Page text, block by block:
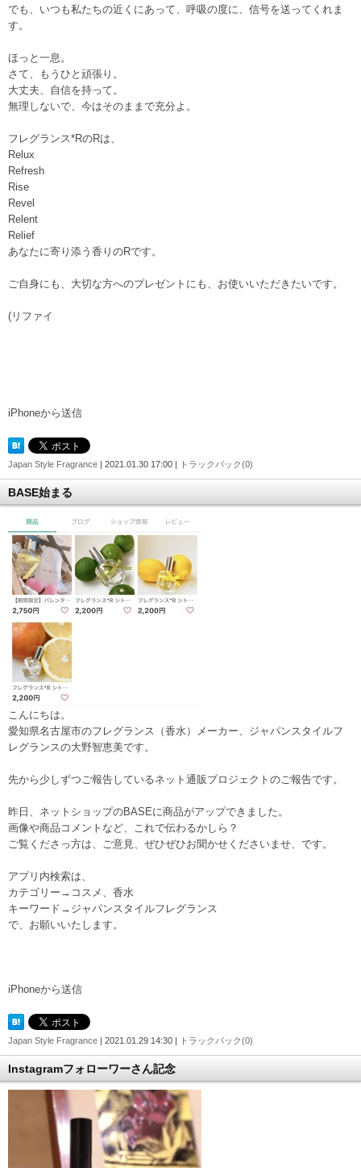
でも、いつも私たちの近くにあって、呼吸の度に、信号を送ってくれま
す。
ほっと一息。
さて、もうひと頑張り。
大丈夫、自信を持って。
無理しないで、今はそのままで充分よ。
フレグランス*RのRは、
Relux
Refresh
Rise
Revel
Relent
Relief
あなたに寄り添う香りのRです。
ご自身にも、大切な方へのプレゼントにも、お使いいただきたいです。
(リファイ
iPhoneから送信
Japan Style Fragrance | 2021.01.30 17:00 | トラックバック(0)
BASE始まる
こんにちは。
愛知県名古屋市のフレグランス（香水）メーカー、ジャパンスタイルフ
レグランスの大野智恵美です。
先から少しずつご報告しているネット通販プロジェクトのご報告です。
昨日、ネットショップのBASEに商品がアップできました。
画像や商品コメントなど、これで伝わるかしら？
ご覧くださっ方は、ご意見、ぜひぜひお聞かせくださいませ、です。
アプリ内検索は、
カテゴリー→コスメ、香水
キーワード→ジャパンスタイルフレグランス
で、お願いいたします。
iPhoneから送信
Japan Style Fragrance | 2021.01.29 14:30 | トラックバック(0)
Instagramフォローワーさん記念